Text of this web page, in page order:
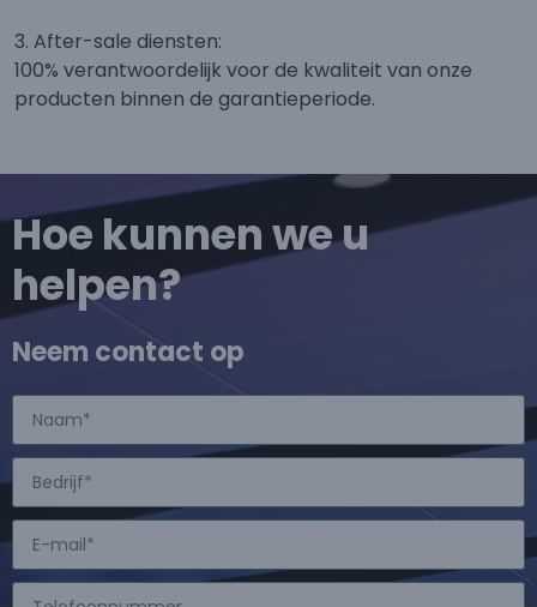
3. After-sale diensten:
100% verantwoordelijk voor de kwaliteit van onze
producten binnen de garantieperiode.
Hoe kunnen we u
helpen?
Neem contact op